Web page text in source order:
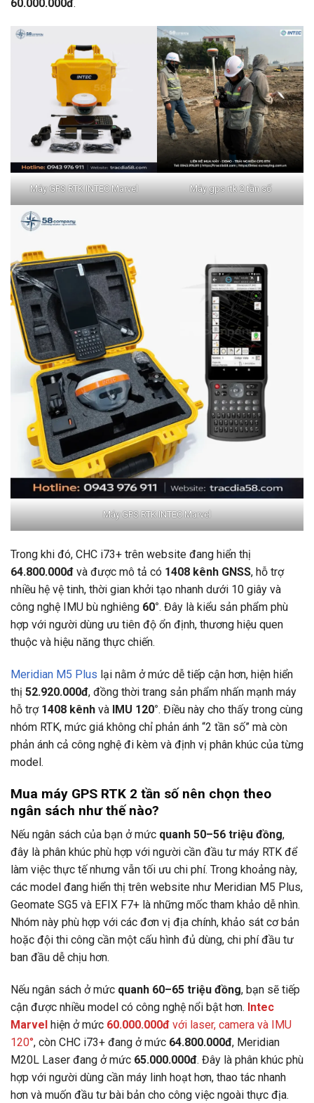
60.000.000đ.
Máy GPS RTK INTEC Marvel Máy gps rtk 2 tần số
Máy GPS RTK INTEC Marvel
Trong khi đó, CHC i73+ trên website đang hiển thị
64.800.000đ và được mô tả có 1408 kênh GNSS, hỗ trợ
nhiều hệ vệ tinh, thời gian khởi tạo nhanh dưới 10 giây và
công nghệ IMU bù nghiêng 60°. Đây là kiểu sản phẩm phù
hợp với người dùng ưu tiên độ ổn định, thương hiệu quen
thuộc và hiệu năng thực chiến.
Meridian M5 Plus lại nằm ở mức dễ tiếp cận hơn, hiện hiển
thị 52.920.000đ, đồng thời trang sản phẩm nhấn mạnh máy
hỗ trợ 1408 kênh và IMU 120°. Điều này cho thấy trong cùng
nhóm RTK, mức giá không chỉ phản ánh “2 tần số” mà còn
phản ánh cả công nghệ đi kèm và định vị phân khúc của từng
model.
Mua máy GPS RTK 2 tần số nên chọn theo
ngân sách như thế nào?
Nếu ngân sách của bạn ở mức quanh 50–56 triệu đồng,
đây là phân khúc phù hợp với người cần đầu tư máy RTK để
làm việc thực tế nhưng vẫn tối ưu chi phí. Trong khoảng này,
các model đang hiển thị trên website như Meridian M5 Plus,
Geomate SG5 và EFIX F7+ là những mốc tham khảo dễ nhìn.
Nhóm này phù hợp với các đơn vị địa chính, khảo sát cơ bản
hoặc đội thi công cần một cấu hình đủ dùng, chi phí đầu tư
ban đầu dễ chịu hơn.
Nếu ngân sách ở mức quanh 60–65 triệu đồng, bạn sẽ tiếp
cận được nhiều model có công nghệ nổi bật hơn. Intec
Marvel hiện ở mức 60.000.000đ với laser, camera và IMU
120°, còn CHC i73+ đang ở mức 64.800.000đ, Meridian
M20L Laser đang ở mức 65.000.000đ. Đây là phân khúc phù
hợp với người dùng cần máy linh hoạt hơn, thao tác nhanh
hơn và muốn đầu tư bài bản cho công việc ngoài thực địa.